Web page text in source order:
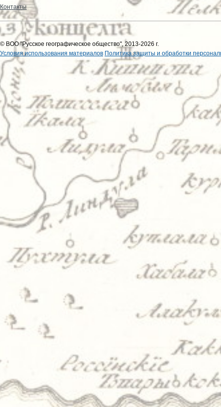
Контакты
© ВОО "Русское географическое общество", 2013-2026 г.
Условия использования материалов Политика защиты и обработки